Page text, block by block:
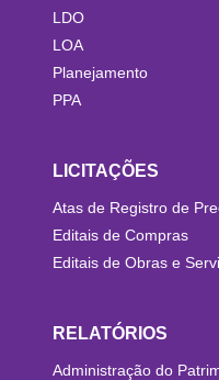
LDO
LOA
Planejamento
PPA
LICITAÇÕES
Atas de Registro de
Editais de Compras
Editais de Obras e
RELATÓRIOS
Administração do